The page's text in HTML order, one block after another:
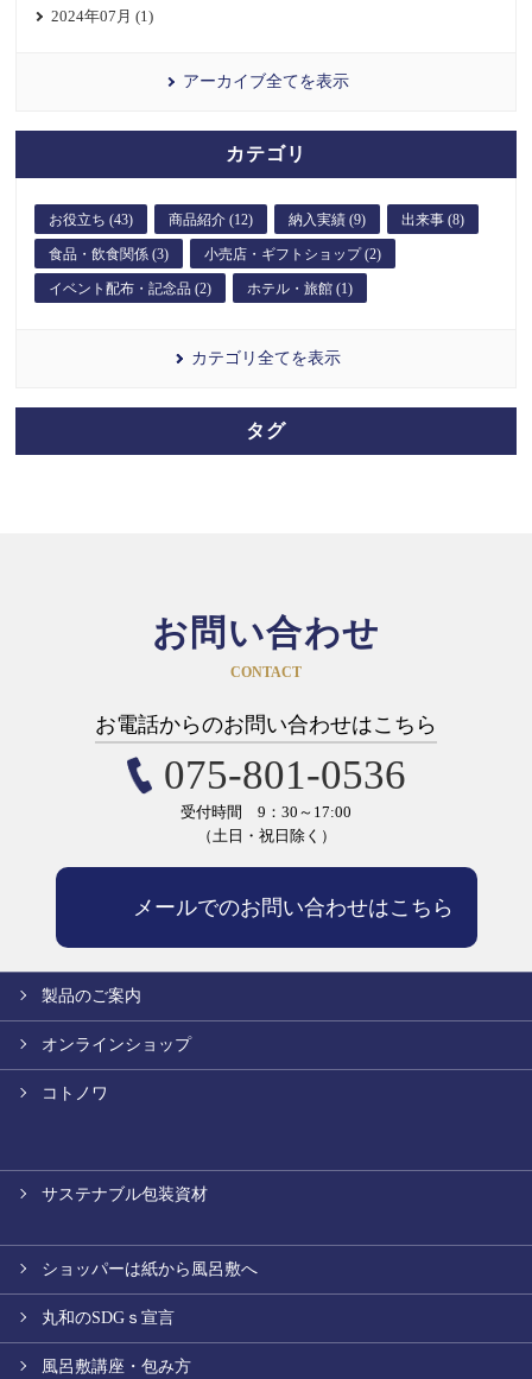
2024年07月 (1)
アーカイブ全てを表示
カテゴリ
お役立ち (43) 商品紹介 (12) 納入実績 (9) 出来事 (8)
食品・飲食関係 (3) 小売店・ギフトショップ (2)
イベント配布・記念品 (2) ホテル・旅館 (1)
カテゴリ全てを表示
タグ
お問い合わせ
CONTACT
お電話からのお問い合わせはこちら
075-801-0536
受付時間 9：30～17:00
（土日・祝日除く）
メールでのお問い合わせはこちら
製品のご案内
オンラインショップ
コトノワ
サステナブル包装資材
ショッパーは紙から風呂敷へ
丸和のSDGｓ宣言
風呂敷講座・包み方